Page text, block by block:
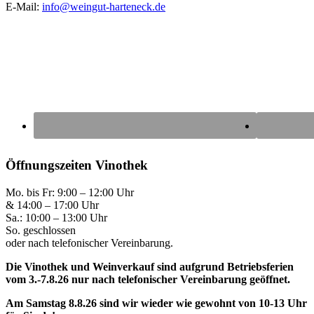
E-Mail: info@weingut-harteneck.de
Öffnungszeiten Vinothek
Mo. bis Fr: 9:00 – 12:00 Uhr
& 14:00 – 17:00 Uhr
Sa.: 10:00 – 13:00 Uhr
So. geschlossen
oder nach telefonischer Vereinbarung.
Die Vinothek und Weinverkauf sind aufgrund Betriebsferien
vom 3.-7.8.26 nur nach telefonischer Vereinbarung geöffnet.
Am Samstag 8.8.26 sind wir wieder wie gewohnt von 10-13 Uhr